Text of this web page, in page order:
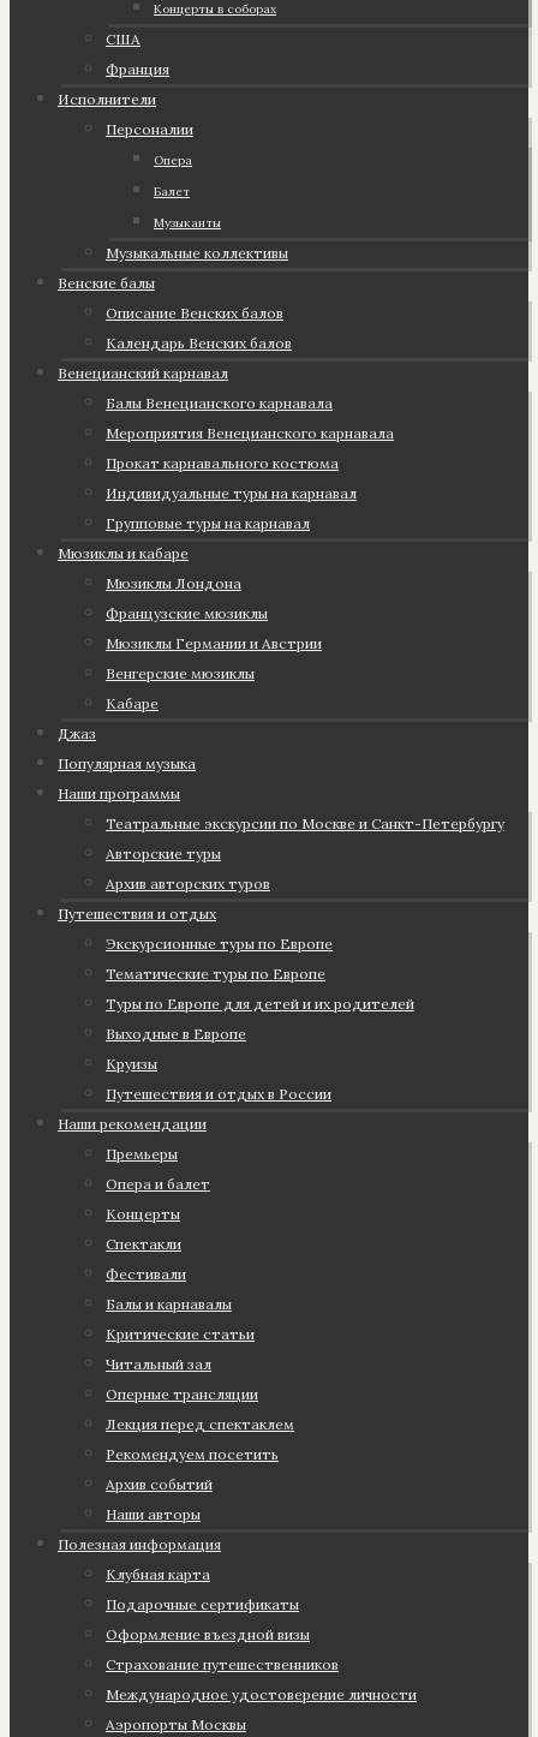
Концерты в соборах
США
Франция
Исполнители
Персоналии
Опера
Балет
Музыканты
Музыкальные коллективы
Венские балы
Описание Венских балов
Календарь Венских балов
Венецианский карнавал
Балы Венецианского карнавала
Мероприятия Венецианского карнавала
Прокат карнавального костюма
Индивидуальные туры на карнавал
Групповые туры на карнавал
Мюзиклы и кабаре
Мюзиклы Лондона
Французские мюзиклы
Мюзиклы Германии и Австрии
Венгерские мюзиклы
Кабаре
Джаз
Популярная музыка
Наши программы
Театральные экскурсии по Москве и Санкт-Петербургу
Авторские туры
Архив авторских туров
Путешествия и отдых
Экскурсионные туры по Европе
Тематические туры по Европе
Туры по Европе для детей и их родителей
Выходные в Европе
Круизы
Путешествия и отдых в России
Наши рекомендации
Премьеры
Опера и балет
Концерты
Спектакли
Фестивали
Балы и карнавалы
Критические статьи
Читальный зал
Оперные трансляции
Лекция перед спектаклем
Рекомендуем посетить
Архив событий
Наши авторы
Полезная информация
Клубная карта
Подарочные сертификаты
Оформление въездной визы
Страхование путешественников
Международное удостоверение личности
Аэропорты Москвы